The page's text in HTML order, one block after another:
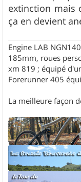
extinction mais
ça en devient
Engine LAB
185mm, roues
xm 819 ; équipé
Forerunner 405
La meilleure façon